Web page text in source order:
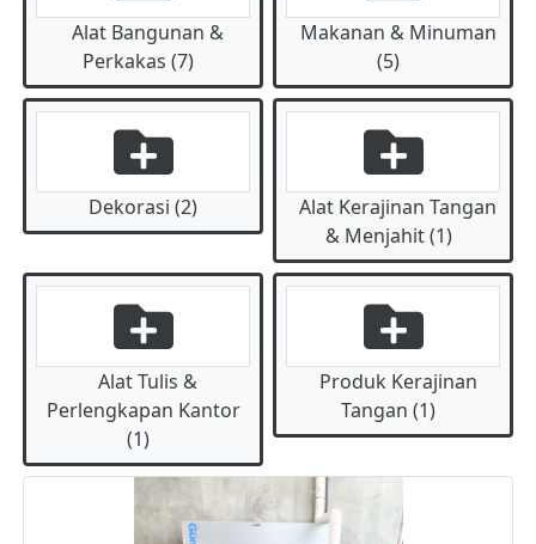
Alat Bangunan &
Perkakas (7)
Makanan & Minuman
(5)
Dekorasi (2)
Alat Kerajinan Tangan
& Menjahit (1)
Alat Tulis &
Perlengkapan Kantor
(1)
Produk Kerajinan
Tangan (1)